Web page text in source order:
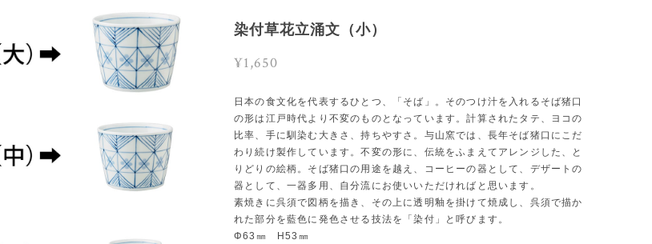
染付草花立涌文（小）
¥1,650
日本の食文化を代表するひとつ、「そば」。そのつけ汁を入れるそば猪口
の形は江戸時代より不変のものとなっています。計算されたタテ、ヨコの
比率、手に馴染む大きさ、持ちやすさ。与山窯では、長年そば猪口にこだ
わり続け製作しています。不変の形に、伝統をふまえてアレンジした、と
りどりの絵柄。そば猪口の用途を越え、コーヒーの器として、デザートの
器として、一器多用、自分流にお使いいただければと思います。
素焼きに呉須で図柄を描き、その上に透明釉を掛けて焼成し、呉須で描か
れた部分を藍色に発色させる技法を「染付」と呼びます。
Φ63㎜ H53㎜